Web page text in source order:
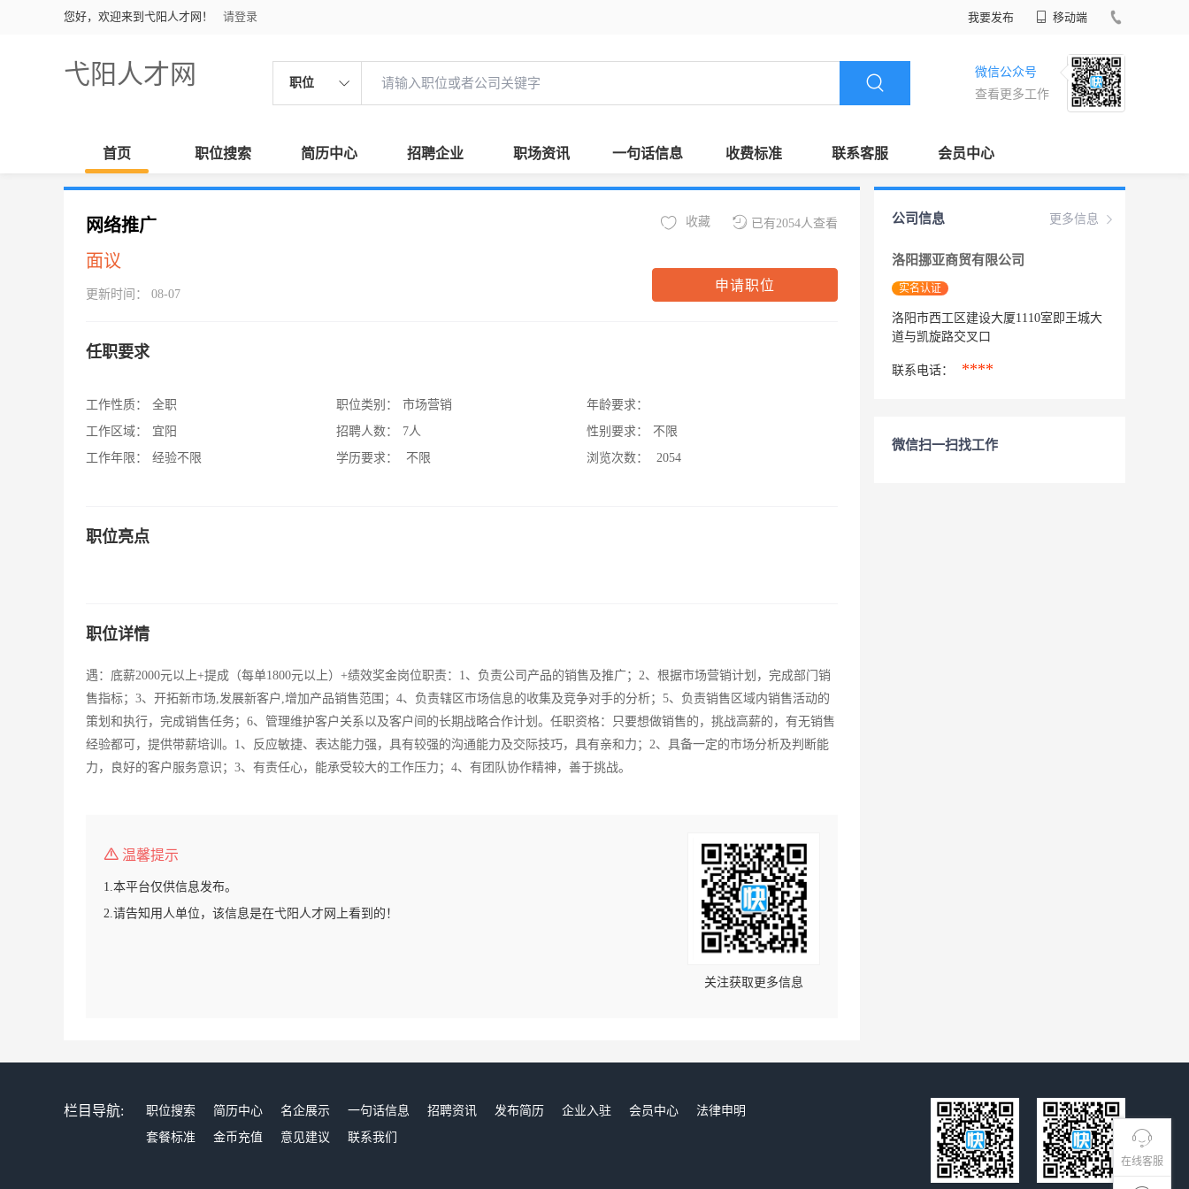
您好，欢迎来到弋阳人才网！ 请登录 我要发布 移动端
弋阳人才网 职位
微信公众号
查看更多工作
首页 职位搜索 简历中心 招聘企业 职场资讯 一句话信息 收费标准 联系客服 会员中心
在线客服
网络推广
面议
更新时间： 08-07
已有2054人查看
收藏
申请职位
任职要求
工作性质：
全职
工作区域：
宜阳
工作年限：
经验不限
职位类别：
市场营销
招聘人数：
7人
学历要求：
不限
年龄要求：
性别要求：
不限
浏览次数：
2054
职位亮点
职位详情
遇：底薪2000元以上+提成（每单1800元以上）+绩效奖金岗位职责：1、负责公司产品的销售及推广；2、根据市场营销计划，完成部门销
售指标；3、开拓新市场,发展新客户,增加产品销售范围；4、负责辖区市场信息的收集及竞争对手的分析；5、负责销售区域内销售活动的
策划和执行，完成销售任务；6、管理维护客户关系以及客户间的长期战略合作计划。任职资格：只要想做销售的，挑战高薪的，有无销售
经验都可，提供带薪培训。1、反应敏捷、表达能力强，具有较强的沟通能力及交际技巧，具有亲和力；2、具备一定的市场分析及判断能
力，良好的客户服务意识；3、有责任心，能承受较大的工作压力；4、有团队协作精神，善于挑战。
温馨提示
1.本平台仅供信息发布。
2.请告知用人单位，该信息是在弋阳人才网上看到的！
关注获取更多信息
更多信息
公司信息
洛阳挪亚商贸有限公司
实名认证
洛阳市西工区建设大厦1110室即王城大
道与凯旋路交叉口
联系电话： ****
微信扫一扫找工作
栏目导航: 职位搜索 简历中心 名企展示 一句话信息 招聘资讯 发布简历 企业入驻 会员中心
法律申明
套餐标准
金币充值 意见建议 联系我们